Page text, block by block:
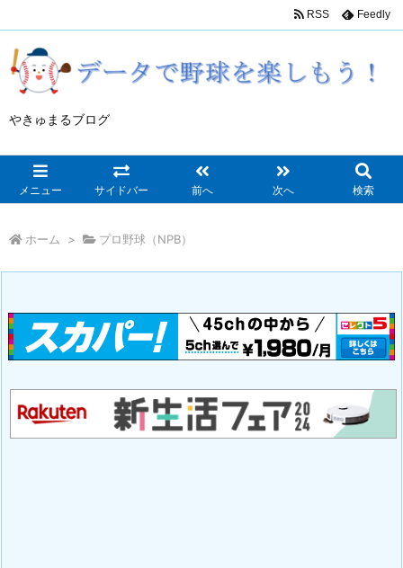
やきゅまるブログ
メニュー サイドバー 前へ 次へ 検索
RSS Feedly
ホーム > プロ野球（NPB）